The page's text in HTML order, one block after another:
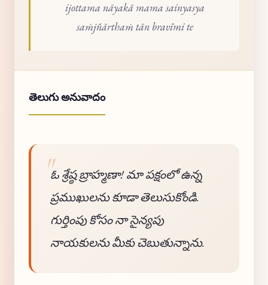
ijottama nāyakā mama sainyasya
saṁjñārthaṁ tān bravīmi te
తెలుగు అనువాదం
ఓ శ్రేష్ఠ బ్రాహ్మణా! మా పక్షంలో ఉన్న
ప్రముఖులను కూడా తెలుసుకోండి.
గుర్తింపు కోసం నా సైన్యపు
నాయకులను మీకు చెబుతున్నాను.